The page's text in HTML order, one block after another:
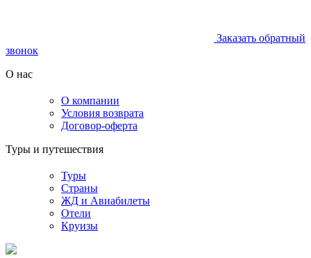
Заказать обратный
звонок
О нас
О компании
Условия возврата
Договор-оферта
Туры и путешествия
Туры
Страны
ЖД и Авиабилеты
Отели
Круизы